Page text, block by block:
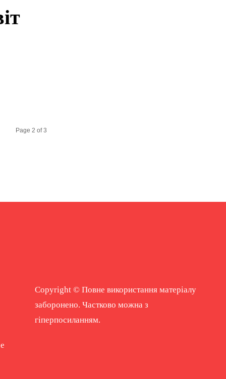
Page 2 of 3
Copyright © Повне використання матеріалу
заборонено. Частково можна з
гіперпосиланням.